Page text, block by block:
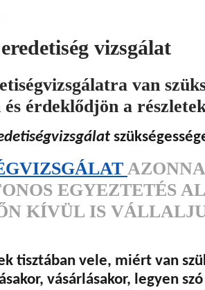
vizsgálat
van
érdeklődjön a
EGYEZTETÉS
KÍVÜL IS
tisztában vele, miért van
vásárlásakor, legyen